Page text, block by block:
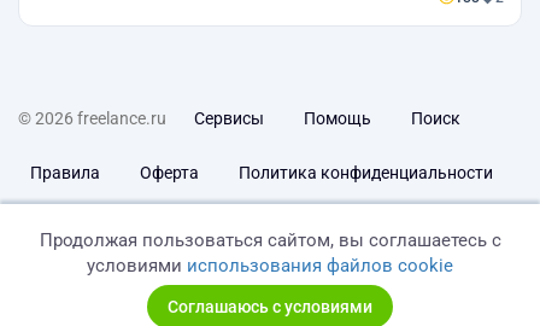
© 2026 freelance.ru Сервисы Помощь Поиск
Правила Оферта Политика конфиденциальности
Продолжая пользоваться сайтом, вы соглашаетесь с
условиями использования файлов cookie
Соглашаюсь с условиями